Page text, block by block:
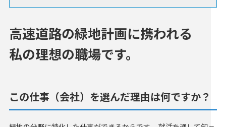
高速道路の緑地計画に携われる
私の理想の職場です。
この仕事（会社）を選んだ理由は何ですか？